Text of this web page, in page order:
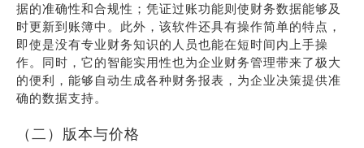
据的准确性和合规性；凭证过账功能则使财务数据能够及
时更新到账簿中。此外，该软件还具有操作简单的特点，
即使是没有专业财务知识的人员也能在短时间内上手操
作。同时，它的智能实用性也为企业财务管理带来了极大
的便利，能够自动生成各种财务报表，为企业决策提供准
确的数据支持。
（二）版本与价格